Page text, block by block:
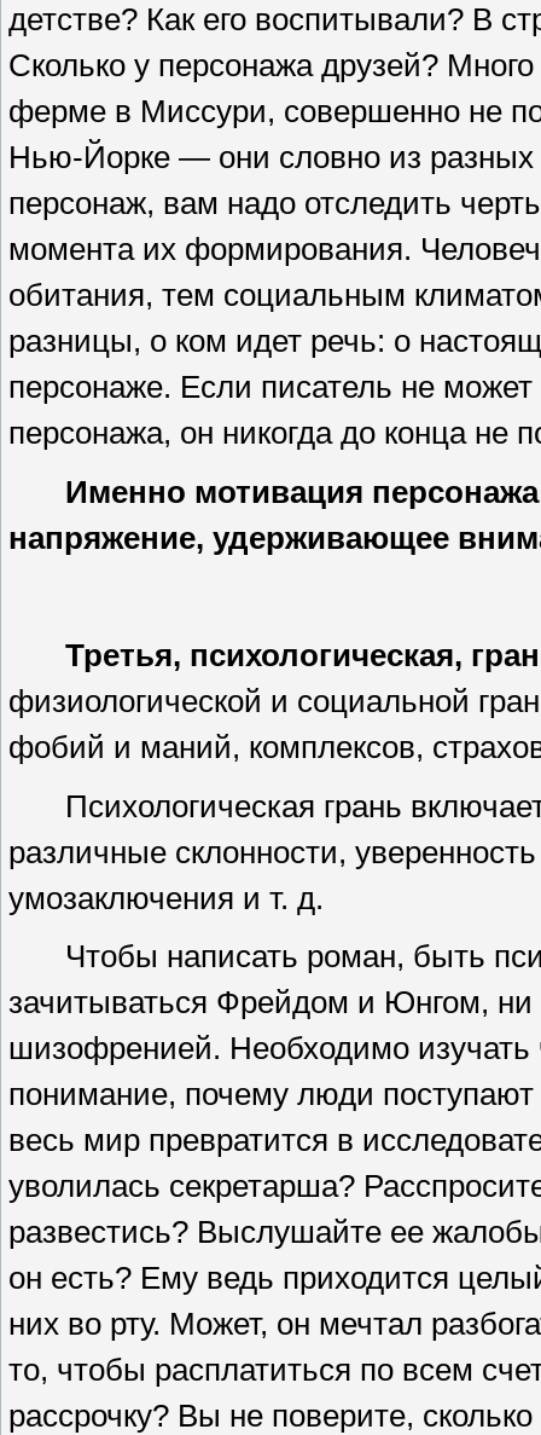
детстве? Как его воспитывали? В
Сколько у персонажа друзей?
ферме в Миссури, совершенно не
Нью-Йорке — они словно из разных
персонаж, вам надо отследить
момента их формирования.
обитания, тем социальным
разницы, о ком идет речь: о
персонаже. Если писатель не может
персонажа, он никогда до конца не
Именно мотивация
напряжение, удерживающее
Третья, психологическая,
физиологической и социальной
фобий и маний, комплексов,
Психологическая грань
различные склонности,
умозаключения и т. д.
Чтобы написать роман, быть
зачитываться Фрейдом и Юнгом, ни
шизофренией. Необходимо изучать
понимание, почему люди поступают
весь мир превратится в
уволилась секретарша?
развестись? Выслушайте ее
он есть? Ему ведь приходится
них во рту. Может, он мечтал
то, чтобы расплатиться по всем
рассрочку? Вы не поверите,